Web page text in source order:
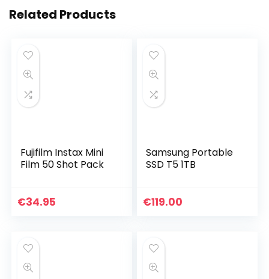
Related Products
Fujifilm Instax Mini
Film 50 Shot Pack
€34.95
Samsung Portable
SSD T5 1TB
€119.00